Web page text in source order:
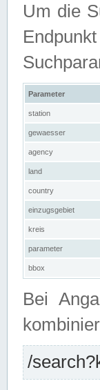
Um die
Parameter
station
gewaesser
agency
land
country
einzugsgebiet
kreis
parameter
bbox
Bei
/